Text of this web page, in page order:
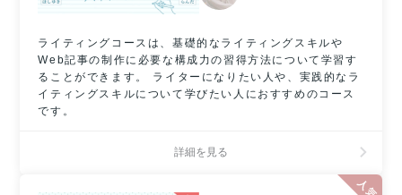
ライティングコースは、基礎的なライティングスキルや
Web記事の制作に必要な構成力の習得方法について学習す
ることができます。 ライターになりたい人や、実践的なラ
イティングスキルについて学びたい人におすすめのコース
です。
詳細を見る